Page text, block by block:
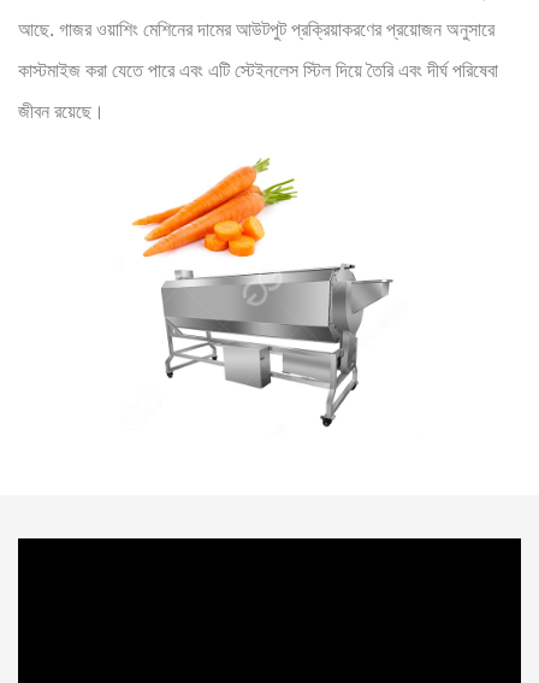
আছে. গাজর ওয়াশিং মেশিনের দামের আউটপুট প্রক্রিয়াকরণের প্রয়োজন অনুসারে
কাস্টমাইজ করা যেতে পারে এবং এটি স্টেইনলেস স্টিল দিয়ে তৈরি এবং দীর্ঘ পরিষেবা
জীবন রয়েছে।